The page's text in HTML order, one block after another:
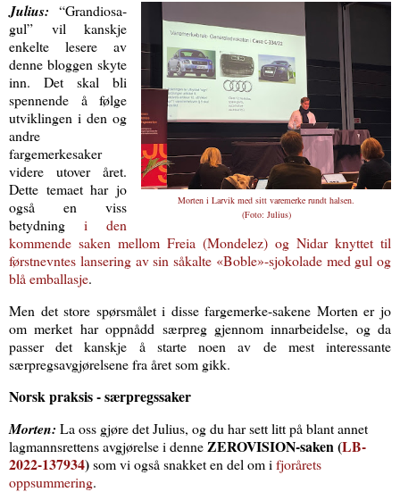
Morten i Larvik med sitt varemerke rundt halsen.
(Foto: Julius)
Julius:“Grandiosa-
gul” vil kanskje
enkelte lesere av
denne bloggen skyte
inn. Det skal bli
spennende å følge
utviklingen i den og
andre
fargemerkesaker
videre utover året.
Dette temaet har jo
også en viss
betydningi den
kommende saken mellom Freia (Mondelez) og Nidar knyttet til
førstnevntes lansering av sin såkalte «Boble»-sjokolade med gul og
blå emballasje.
Men det store spørsmålet i disse fargemerke-sakene Morten er jo
om merket har oppnådd særpreg gjennom innarbeidelse, og da
passer det kanskje å starte noen av de mest interessante
særpregsavgjørelsene fra året som gikk.
Norsk praksis - særpregssaker
Morten: La oss gjøre det Julius, og du har sett litt på blant annet
lagmannsrettens avgjørelse i denneZEROVISION-saken (LB-
2022-137934)som vi også snakket en del om i fjorårets
oppsummering.